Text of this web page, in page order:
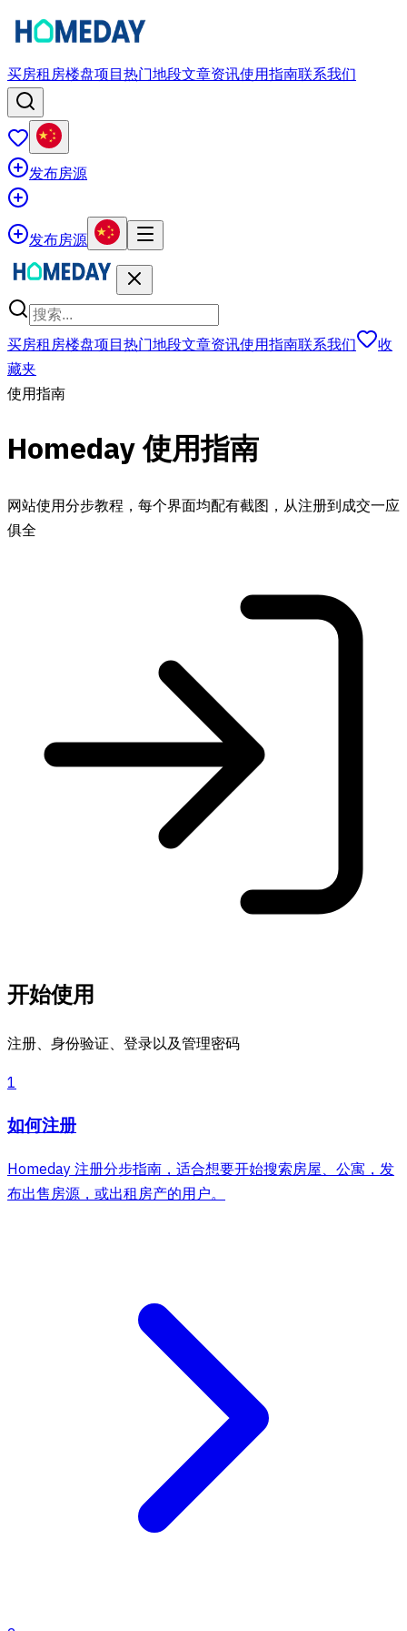
买房租房楼盘项目热门地段文章资讯使用指南联系我们
发布房源
发布房源
买房租房楼盘项目热门地段文章资讯使用指南联系我们
收
藏夹
使用指南
Homeday 使用指南
网站使用分步教程，每个界面均配有截图，从注册到成交一应
俱全
开始使用
注册、身份验证、登录以及管理密码
1
如何注册
Homeday 注册分步指南，适合想要开始搜索房屋、公寓，发
布出售房源，或出租房产的用户。